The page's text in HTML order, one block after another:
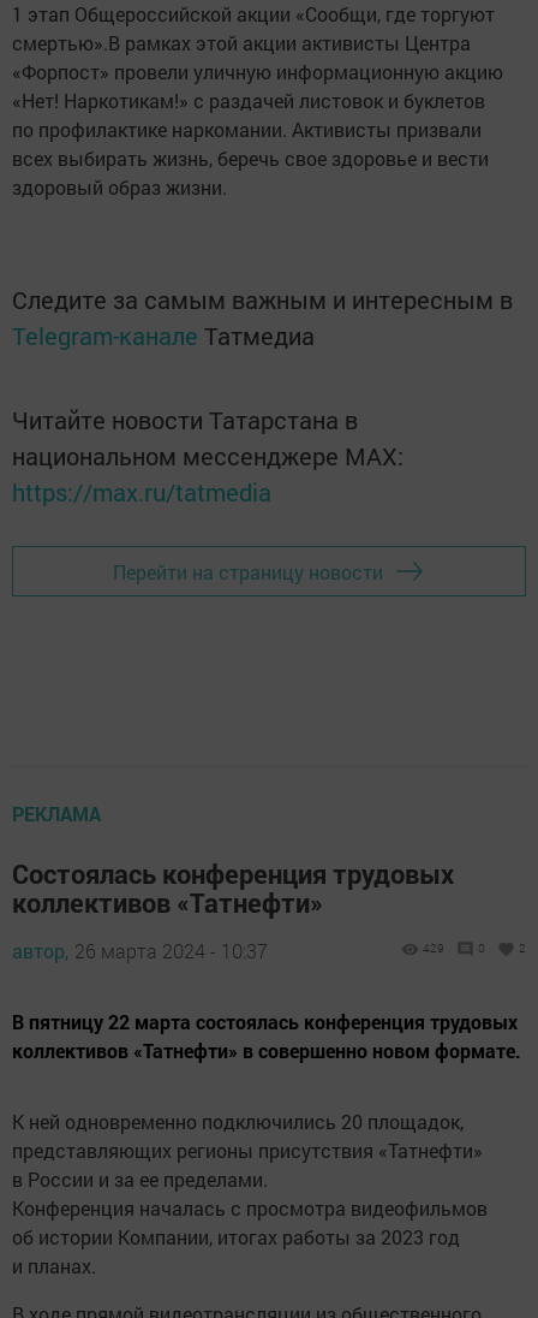
1 этап Общероссийской акции «Сообщи, где торгуют
смертью».В рамках этой акции активисты Центра
«Форпост» провели уличную информационную акцию
«Нет! Наркотикам!» с раздачей листовок и буклетов
по профилактике наркомании. Активисты призвали
всех выбирать жизнь, беречь свое здоровье и вести
здоровый образ жизни.
Следите за самым важным и интересным в
Telegram-канале Татмедиа
Читайте новости Татарстана в
национальном мессенджере MАХ:
https://max.ru/tatmedia
Перейти на страницу новости
РЕКЛАМА
Состоялась конференция трудовых
коллективов «Татнефти»
автор, 26 марта 2024 - 10:37 429 0 2
В пятницу 22 марта состоялась конференция трудовых
коллективов «Татнефти» в совершенно новом формате.
К ней одновременно подключились 20 площадок,
представляющих регионы присутствия «Татнефти»
в России и за ее пределами.
Конференция началась с просмотра видеофильмов
об истории Компании, итогах работы за 2023 год
и планах.